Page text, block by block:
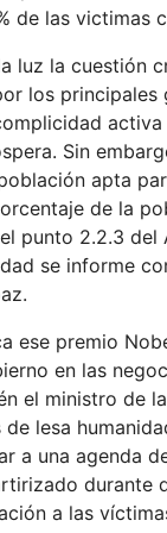
de las victimas
luz la cuestión
los
Sin
apta
de la
punto 2.2.3
se informe
ese premio
en las
el ministro de
lesa
a una agenda
durante
a las